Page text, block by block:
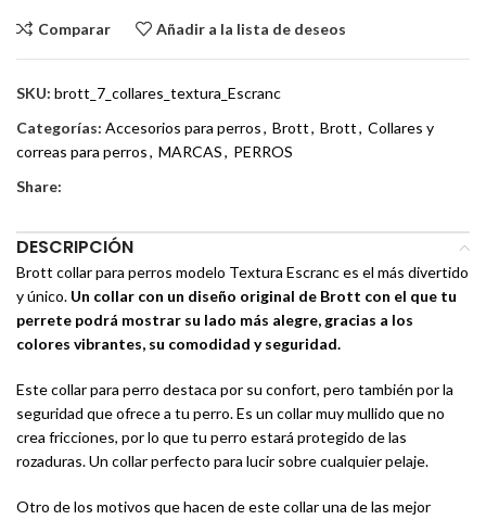
Comparar Añadir a la lista de deseos
SKU: brott_7_collares_textura_Escranc
Categorías: Accesorios para perros, Brott, Brott, Collares y
correas para perros, MARCAS, PERROS
Share:
DESCRIPCIÓN
Brott collar para perros modelo Textura Escranc es el más divertido
y único. Un collar con un diseño original de Brott con el que tu
perrete podrá mostrar su lado más alegre, gracias a los
colores vibrantes, su comodidad y seguridad.
Este collar para perro destaca por su confort, pero también por la
seguridad que ofrece a tu perro. Es un collar muy mullido que no
crea fricciones, por lo que tu perro estará protegido de las
rozaduras. Un collar perfecto para lucir sobre cualquier pelaje.
Otro de los motivos que hacen de este collar una de las mejor